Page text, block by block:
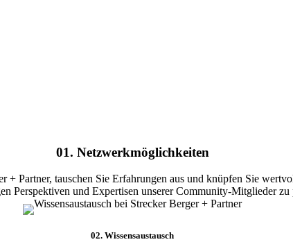
01. Netzwerkmöglichkeiten
Partner, tauschen Sie Erfahrungen aus und knüpfen Sie
Perspektiven und Expertisen unserer Community-Mitglieder zu
02. Wissensaustausch